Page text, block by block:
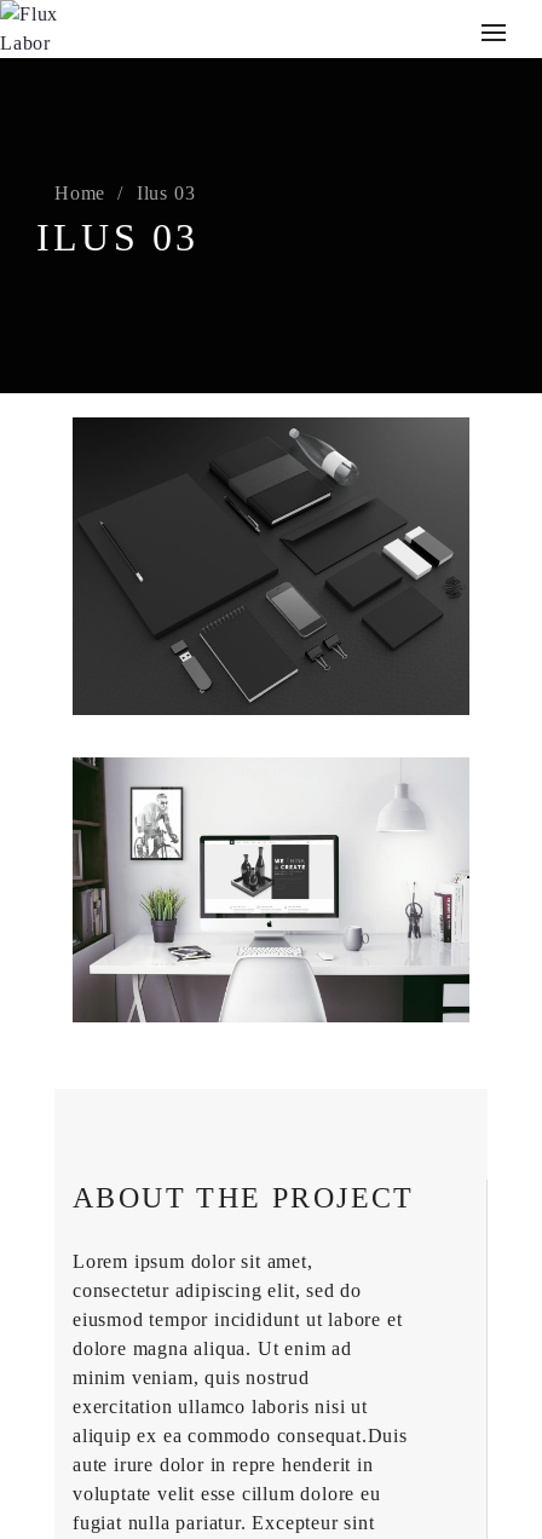
Home Ilus 03
ILUS 03
ABOUT THE PROJECT
Lorem ipsum dolor sit amet,
consectetur adipiscing elit, sed do
eiusmod tempor incididunt ut labore et
dolore magna aliqua. Ut enim ad
minim veniam, quis nostrud
exercitation ullamco laboris nisi ut
aliquip ex ea commodo consequat.Duis
aute irure dolor in repre henderit in
voluptate velit esse cillum dolore eu
fugiat nulla pariatur. Excepteur sint